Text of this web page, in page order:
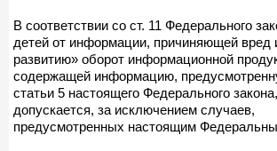
В соответствии со ст. 11 Федерального
детей от информации, причиняющей вред
развитию» оборот информационной
содержащей информацию,
статьи 5 настоящего Федерального
допускается, за исключением случаев,
предусмотренных настоящим